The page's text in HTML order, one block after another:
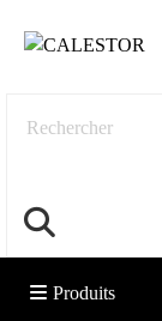
Rechercher
Produits